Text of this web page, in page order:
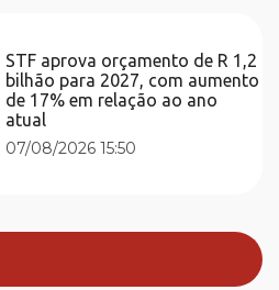
STF aprova orçamento de R 1,2
bilhão para 2027, com aumento
de 17% em relação ao ano
atual
07/08/2026 15:50